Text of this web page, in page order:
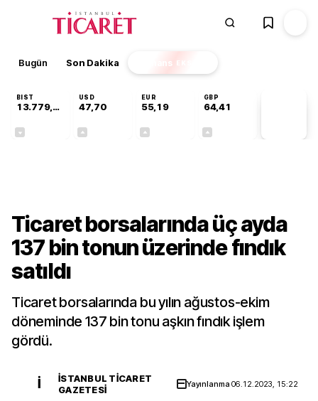
Bugün Son Dakika Finans EKSTRA
BIST
13.779,39
USD
47,70
EUR
55,19
GBP
64,41
Ticaret borsalarında üç ayda
137 bin tonun üzerinde fındık
satıldı
Ticaret borsalarında bu yılın ağustos-ekim
döneminde 137 bin tonu aşkın fındık işlem
gördü.
İ
İSTANBUL TICARET
GAZETESI
Yayınlanma06.12.2023, 15:22